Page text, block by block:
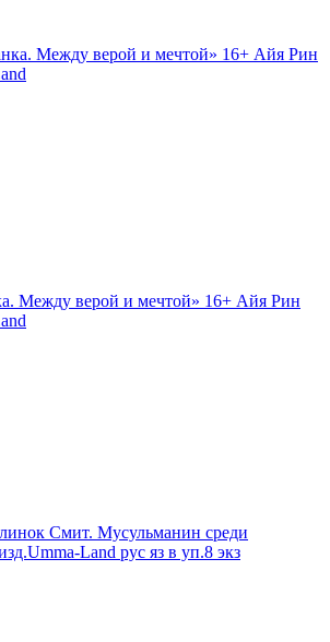
Между верой и мечтой» 16+ Айя Рин